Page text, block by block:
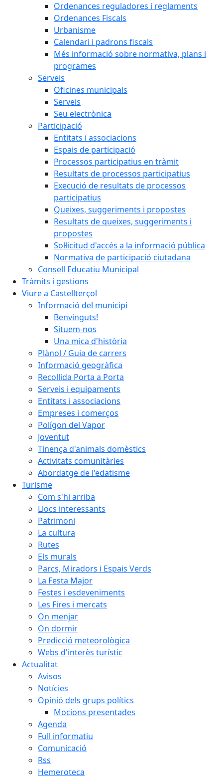
Ordenances reguladores i reglaments
Ordenances Fiscals
Urbanisme
Calendari i padrons fiscals
Més informació sobre normativa, plans i
programes
Serveis
Oficines municipals
Serveis
Seu electrònica
Participació
Entitats i associacions
Espais de participació
Processos participatius en tràmit
Resultats de processos participatius
Execució de resultats de processos
participatius
Queixes, suggeriments i propostes
Resultats de queixes, suggeriments i
propostes
Sol·licitud d'accés a la informació pública
Normativa de participació ciutadana
Consell Educatiu Municipal
Tràmits i gestions
Viure a Castellterçol
Informació del municipi
Benvinguts!
Situem-nos
Una mica d'història
Plànol / Guia de carrers
Informació geogràfica
Recollida Porta a Porta
Serveis i equipaments
Entitats i associacions
Empreses i comerços
Polígon del Vapor
Joventut
Tinença d'animals domèstics
Activitats comunitàries
Abordatge de l'edatisme
Turisme
Com s'hi arriba
Llocs interessants
Patrimoni
La cultura
Rutes
Els murals
Parcs, Miradors i Espais Verds
La Festa Major
Festes i esdeveniments
Les Fires i mercats
On menjar
On dormir
Predicció meteorològica
Webs d'interès turístic
Actualitat
Avisos
Notícies
Opinió dels grups polítics
Mocions presentades
Agenda
Full informatiu
Comunicació
Rss
Hemeroteca